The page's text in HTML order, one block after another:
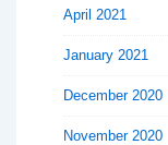
April 2021
January 2021
December 2020
November 2020